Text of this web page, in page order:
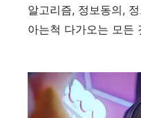
알고리즘, 정보동의,
아는척 다가오는 모든